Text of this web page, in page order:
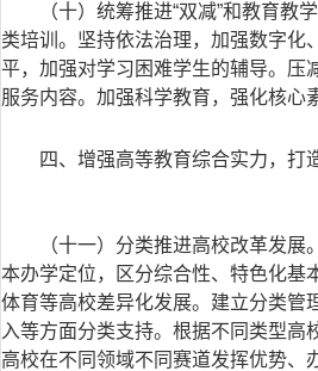
（十）统筹推进“双减”和教育
类培训。坚持依法治理，加强数字化
平，加强对学习困难学生的辅导。压
服务内容。加强科学教育，强化核心
四、增强高等教育综合实力，打
（十一）分类推进高校改革发
本办学定位，区分综合性、特色化基
体育等高校差异化发展。建立分类管
入等方面分类支持。根据不同类型
高校在不同领域不同赛道发挥优势、